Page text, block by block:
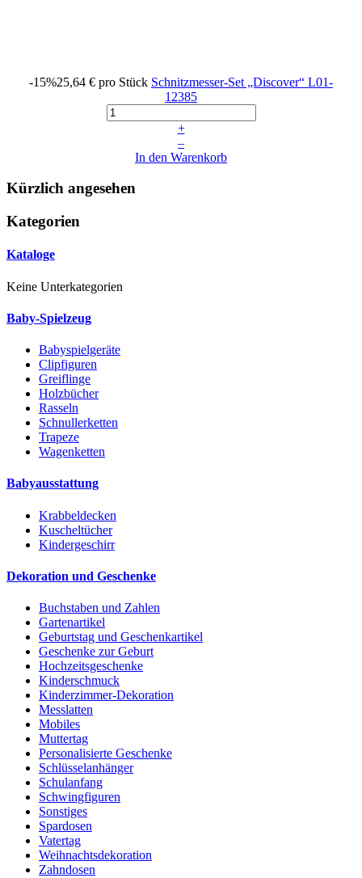
-15%25,64 € pro Stück Schnitzmesser-Set „Discover“ L01-
12385
+
–
In den Warenkorb
Kürzlich angesehen
Kategorien
Kataloge
Keine Unterkategorien
Baby-Spielzeug
Babyspielgeräte
Clipfiguren
Greiflinge
Holzbücher
Rasseln
Schnullerketten
Trapeze
Wagenketten
Babyausstattung
Krabbeldecken
Kuscheltücher
Kindergeschirr
Dekoration und Geschenke
Buchstaben und Zahlen
Gartenartikel
Geburtstag und Geschenkartikel
Geschenke zur Geburt
Hochzeitsgeschenke
Kinderschmuck
Kinderzimmer-Dekoration
Messlatten
Mobiles
Muttertag
Personalisierte Geschenke
Schlüsselanhänger
Schulanfang
Schwingfiguren
Sonstiges
Spardosen
Vatertag
Weihnachtsdekoration
Zahndosen